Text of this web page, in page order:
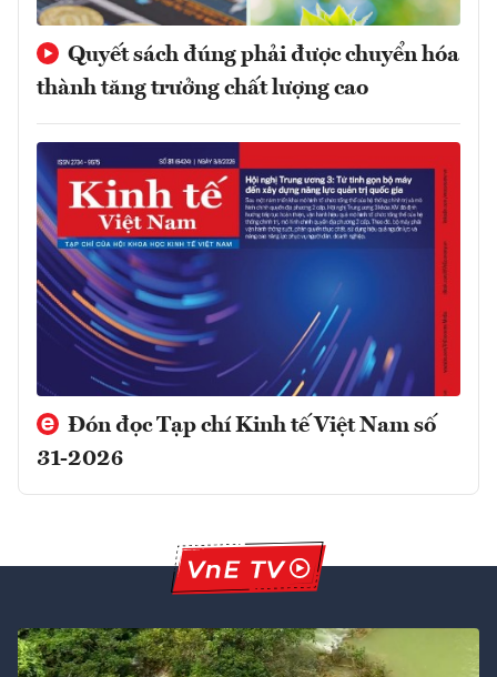
Quyết sách đúng phải được chuyển hóa
thành tăng trưởng chất lượng cao
Đón đọc Tạp chí Kinh tế Việt Nam số
31-2026